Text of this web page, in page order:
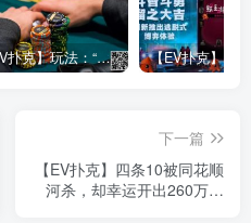
【EV扑克】玩法：“松弱鱼/松凶鱼打法”的基本攻略
下一篇
【EV扑克】四条10被同花顺
河杀，却幸运开出260万史